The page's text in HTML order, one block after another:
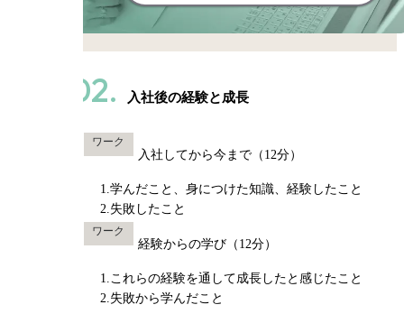
02. 入社後の経験と成長
ワーク
入社してから今まで（12分）
1.学んだこと、身につけた知識、経験したこと
2.失敗したこと
ワーク
経験からの学び（12分）
1.これらの経験を通して成長したと感じたこと
2.失敗から学んだこと